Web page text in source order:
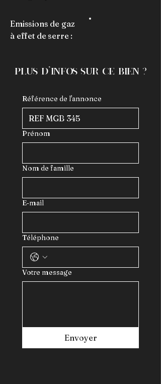
Emissions de gaz
à effet de serre :
plus d'infos sur ce bien ?
Référence de l'annonce
Prénom
Nom de famille
E‑mail
Téléphone
Votre message
Envoyer